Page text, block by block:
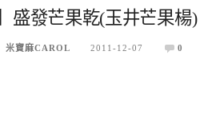
盛發芒果乾(玉井芒果楊)
米寶麻CAROL 2011-12-07 0